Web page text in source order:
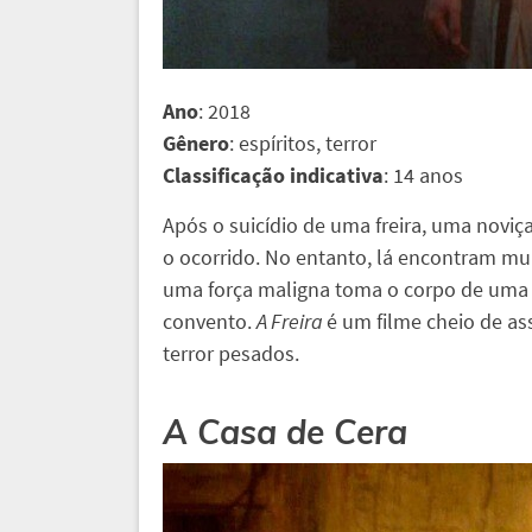
Ano: 2018
Gênero: espíritos, terror
Classificação indicativa: 14 anos
Após o suicídio de uma freira, uma
o ocorrido. No entanto, lá encontram
uma força maligna toma o corpo de
convento.A Freiraé um filme cheio de
terror pesados.
A Casa de Cera